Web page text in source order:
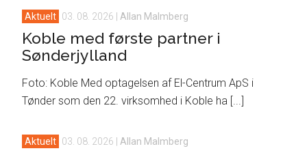
Aktuelt 03. 08. 2026 Allan Malmberg
Koble med første partner i
Sønderjylland
Foto: Koble Med optagelsen af El-Centrum ApS i
Tønder som den 22. virksomhed i Koble ha [...]
Aktuelt 03. 08. 2026 Allan Malmberg